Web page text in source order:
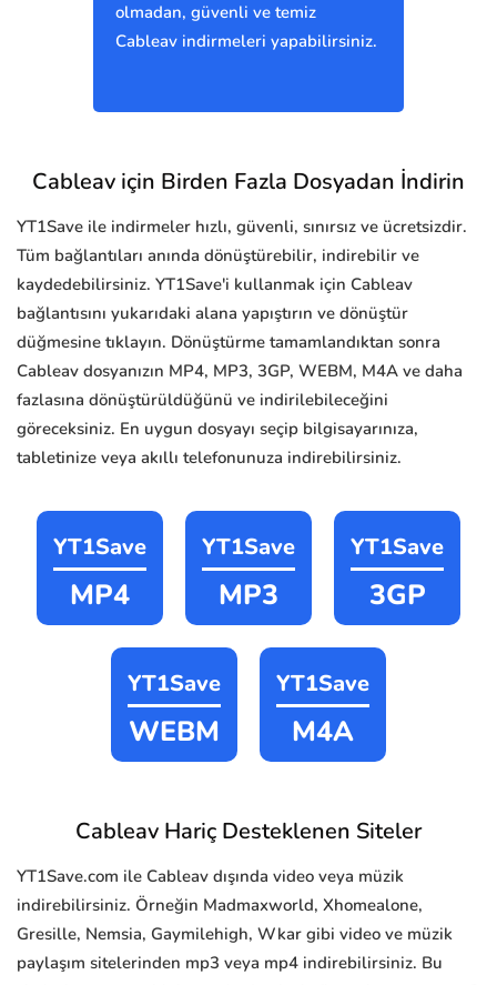
olmadan, güvenli ve temiz
Cableav indirmeleri yapabilirsiniz.
Cableav için Birden Fazla Dosyadan İndirin
YT1Save ile indirmeler hızlı, güvenli, sınırsız ve ücretsizdir.
Tüm bağlantıları anında dönüştürebilir, indirebilir ve
kaydedebilirsiniz. YT1Save'i kullanmak için Cableav
bağlantısını yukarıdaki alana yapıştırın ve dönüştür
düğmesine tıklayın. Dönüştürme tamamlandıktan sonra
Cableav dosyanızın MP4, MP3, 3GP, WEBM, M4A ve daha
fazlasına dönüştürüldüğünü ve indirilebileceğini
göreceksiniz. En uygun dosyayı seçip bilgisayarınıza,
tabletinize veya akıllı telefonunuza indirebilirsiniz.
YT1Save
MP4
YT1Save
MP3
YT1Save
3GP
YT1Save
WEBM
YT1Save
M4A
Cableav Hariç Desteklenen Siteler
YT1Save.com ile Cableav dışında video veya müzik
indirebilirsiniz. Örneğin Madmaxworld, Xhomealone,
Gresille, Nemsia, Gaymilehigh, Wkar gibi video ve müzik
paylaşım sitelerinden mp3 veya mp4 indirebilirsiniz. Bu